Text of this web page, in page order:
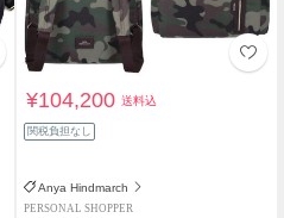
¥104,200送料込
関税負担なし
Anya Hindmarch
PERSONAL SHOPPER